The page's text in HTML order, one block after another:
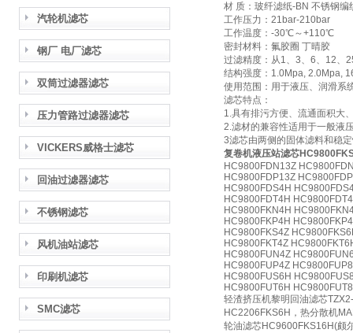
汽轮机滤芯
钢厂 电厂滤芯
双筒过滤器滤芯
压力管路过滤器滤芯
VICKERS威格士滤芯
回油过滤器滤芯
不锈钢滤芯
风机油站滤芯
印刷机滤芯
SMC滤芯
材 质：玻纤滤纸-BN 不锈钢
工作压力：21bar-210bar
工作温度：-30℃～+110℃
密封材料：氟胶圈 丁晴胶
过滤精度：从1、3、6、12
结构强度：1.0Mpa, 2.0Mpa,
使用范围：用于液压、润滑系
滤芯特点：
1.具有排污方便、流通面积大
2.滤材的兼容性适用于一般液
3滤芯由两侧的固体滤料和稳
复卷机液压站滤芯
HC9800FDN13Z
HC9800FDP13Z
HC9800FDS4H
HC9800FDT4H
HC9800FKN4H
HC9800FKP4H
HC9800FKS4Z
HC9800FKT4Z
HC9800FUN4Z
HC9800FUP4Z
HC9800FUS6H
HC9800FUT6H
轻渣挤压机黎明回油滤芯
HC2206FKS6H，热分散机
轮油滤芯HC9600FKS16H(颇